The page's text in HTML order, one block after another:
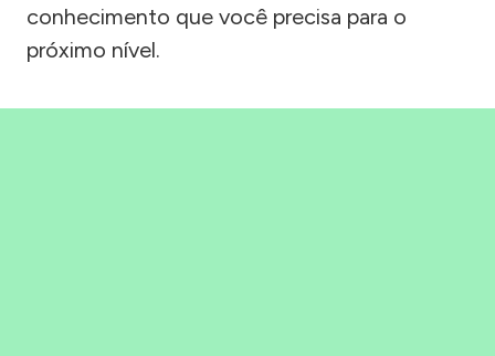
conhecimento que você precisa para o
próximo nível.